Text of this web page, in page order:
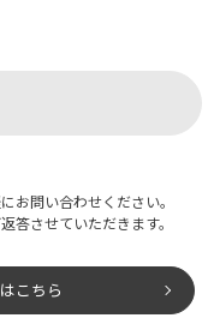
お問い合わせください。
答させていただきます。
こちら